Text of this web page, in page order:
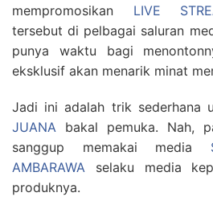
mempromosikan LIVE
tersebut di pelbagai saluran
punya waktu bagi
eksklusif akan menarik minat
Jadi ini adalah trik sederhana
JUANA bakal pemuka. Nah,
sanggup memakai media
AMBARAWA selaku media
produknya.